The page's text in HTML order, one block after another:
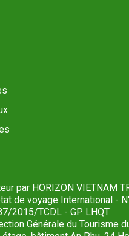
par HORIZON VIETNAM
de voyage International -
2015/TCDL - GP LHQT
Générale du Tourisme